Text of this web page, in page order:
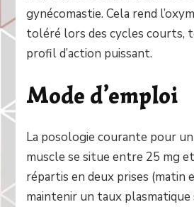
gynécomastie. Cela rend
toléré lors des cycles courts,
profil d’action puissant.
Mode d’emploi
La posologie courante pour
muscle se situe entre 25 mg
répartis en deux prises (matin
maintenir un taux